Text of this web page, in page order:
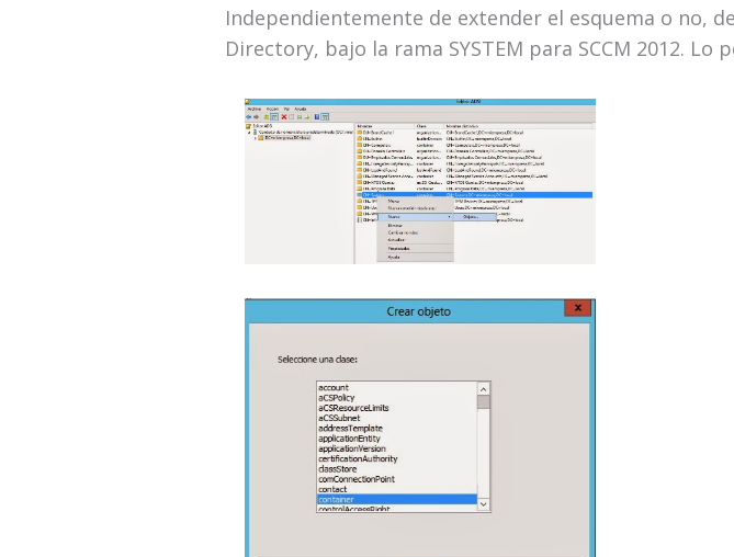
Independientemente de extender el esquema o no,
Directory, bajo la rama SYSTEM para SCCM 2012. Lo